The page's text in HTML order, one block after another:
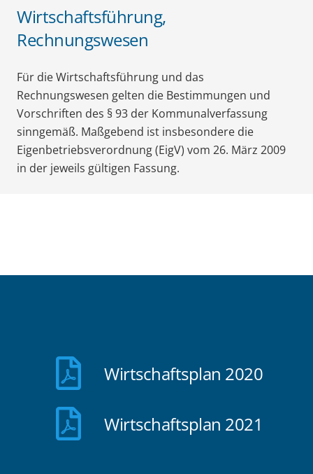
Wirtschaftsführung,
Rechnungswesen
Für die Wirtschaftsführung und das
Rechnungswesen gelten die Bestimmungen und
Vorschriften des § 93 der Kommunalverfassung
sinngemäß. Maßgebend ist insbesondere die
Eigenbetriebsverordnung (EigV) vom 26. März 2009
in der jeweils gültigen Fassung.
Wirtschaftsplan 2020
Wirtschaftsplan 2021